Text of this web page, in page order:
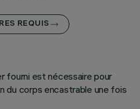
REQUIS
fourni est nécessaire pour
du corps encastrable une fois